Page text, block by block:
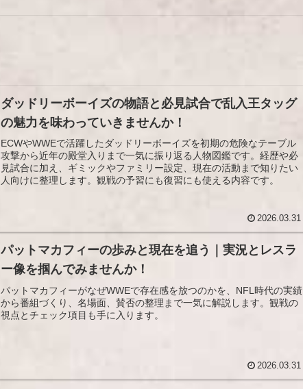
ダッドリーボーイズの物語と必見試合で乱入王タッグ
の魅力を味わっていきませんか！
ECWやWWEで活躍したダッドリーボーイズを初期の危険なテーブル
攻撃から近年の殿堂入りまで一気に振り返る人物図鑑です。経歴や必
見試合に加え、ギミックやファミリー設定、現在の活動まで知りたい
人向けに整理します。観戦の予習にも復習にも使える内容です。
2026.03.31
パットマカフィーの歩みと現在を追う｜実況とレスラ
ー像を掴んでみませんか！
パットマカフィーがなぜWWEで存在感を放つのかを、NFL時代の実績
から番組づくり、名場面、賛否の整理まで一気に解説します。観戦の
視点とチェック項目も手に入ります。
2026.03.31